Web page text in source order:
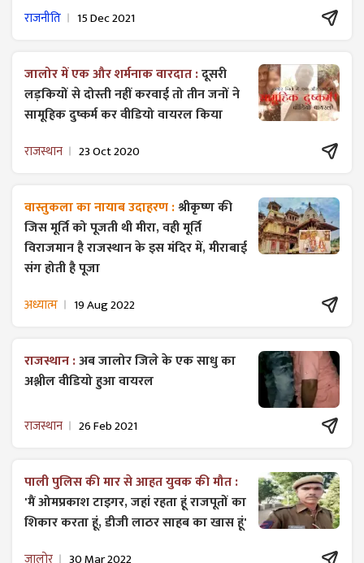
राजनीति 15 Dec 2021
जालोर में एक और शर्मनाक वारदात :दूसरी
लड़कियों से दोस्ती नहीं करवाई तो तीन जनों ने
सामूहिक दुष्कर्म कर वीडियो वायरल किया
राजस्थान 23 Oct 2020
वास्तुकला का नायाब उदाहरण :श्रीकृष्ण की
जिस मूर्ति को पूजती थी मीरा, वही मूर्ति
विराजमान है राजस्थान के इस मंदिर में, मीराबाई
संग होती है पूजा
अध्यात्म 19 Aug 2022
राजस्थान :अब जालोर जिले के एक साधु का
अश्लील वीडियो हुआ वायरल
राजस्थान 26 Feb 2021
पाली पुलिस की मार से आहत युवक की मौत :
'मैं ओमप्रकाश टाइगर, जहां रहता हूं राजपूतों का
शिकार करता हूं, डीजी लाठर साहब का खास हूं'